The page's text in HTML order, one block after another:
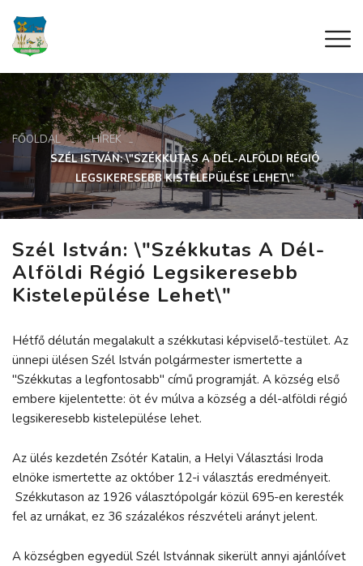
FŐOLDAL
HÍREK
SZÉL ISTVÁN: \"SZÉKKUTAS A DÉL-ALFÖLDI RÉGIÓ
LEGSIKERESEBB KISTELEPÜLÉSE LEHET\"
Szél István: \"Székkutas A Dél-
Alföldi Régió Legsikeresebb
Kistelepülése Lehet\"
Hétfő délután megalakult a székkutasi képviselő-testület. Az
ünnepi ülésen Szél István polgármester ismertette a
"Székkutas a legfontosabb" című programját. A község első
embere kijelentette: öt év múlva a község a dél-alföldi régió
legsikeresebb kistelepülése lehet.
Az ülés kezdetén Zsótér Katalin, a Helyi Választási Iroda
elnöke ismertette az október 12-i választás eredményeit.
Székkutason az 1926 választópolgár közül 695-en keresték
fel az urnákat, ez 36 százalékos részvételi arányt jelent.
A községben egyedül Szél Istvánnak sikerült annyi ajánlóívet